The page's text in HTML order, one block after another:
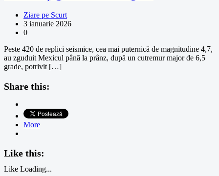
Ziare pe Scurt
3 ianuarie 2026
0
Peste 420 de replici seismice, cea mai puternică de magnitudine 4,7,
au zguduit Mexicul până la prânz, după un cutremur major de 6,5
grade, potrivit […]
Share this:
More
Like this:
Like Loading...